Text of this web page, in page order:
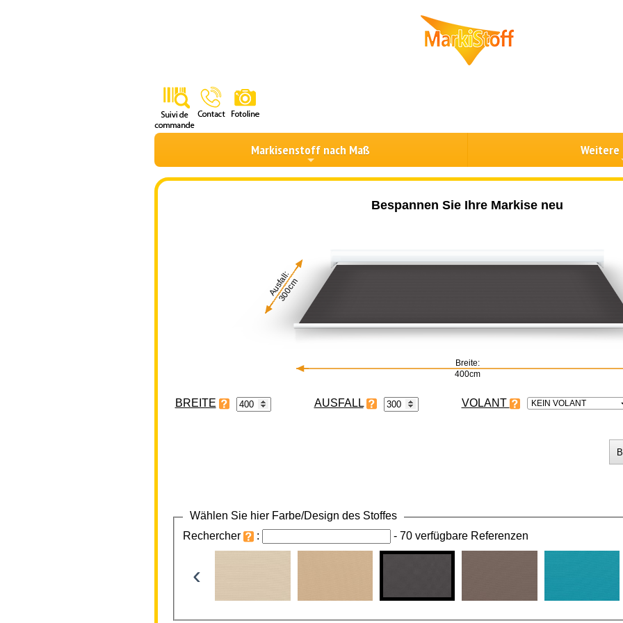
Markisenstoff nach Maß Weitere
Bespannen Sie Ihre Markise neu
Breite:
400cm
Ausfall:
300cm
BREITE VOLANT KEIN VOLANT
Wählen Sie hier Farbe/Design des Stoffes
Rechercher
: - 70 verfügbare Referenzen
‹